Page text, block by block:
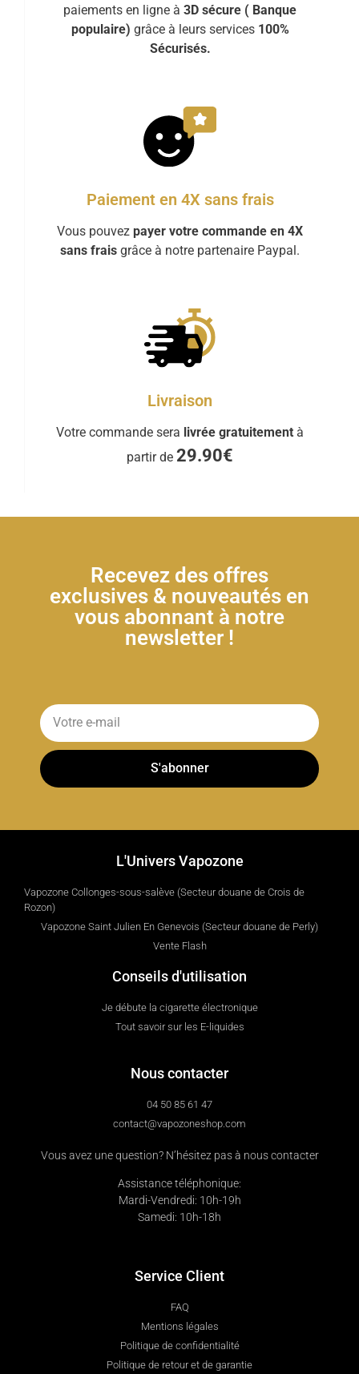
paiements en ligne à 3D sécure ( Banque
populaire) grâce à leurs services 100%
Sécurisés.
Paiement en 4X sans frais
Vous pouvez payer votre commande en 4X
sans frais grâce à notre partenaire Paypal.
Livraison
Votre commande sera livrée gratuitement à
partir de 29.90€
Recevez des offres
exclusives & nouveautés en
vous abonnant à notre
newsletter !
S'abonner
L'Univers Vapozone
Vapozone Collonges-sous-salève (Secteur douane de Crois de
Rozon)
Vapozone Saint Julien En Genevois (Secteur douane de Perly)
Vente Flash
Conseils d'utilisation
Je débute la cigarette électronique
Tout savoir sur les E-liquides
Nous contacter
04 50 85 61 47
contact@vapozoneshop.com
Vous avez une question? N’hésitez pas à nous contacter
Assistance téléphonique:
Mardi-Vendredi: 10h-19h
Samedi: 10h-18h
Service Client
FAQ
Mentions légales
Politique de confidentialité
Politique de retour et de garantie